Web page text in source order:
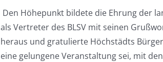
Den Höhepunkt bildete die Ehrung der
als Vertreter des BLSV mit seinen
heraus und gratulierte Höchstädts
eine gelungene Veranstaltung sei, mit